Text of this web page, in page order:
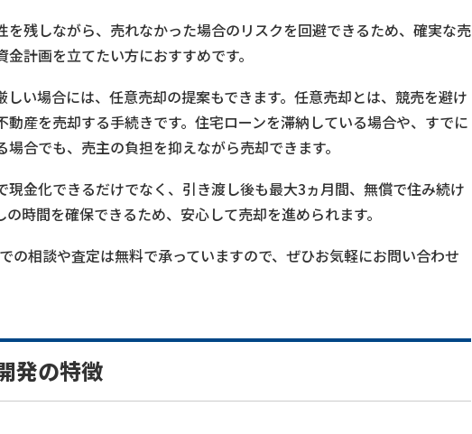
を残しながら、売れなかった場合のリスクを回避できるため、確実な売
計画を立てたい方におすすめです。
しい場合には、任意売却の提案もできます。任意売却とは、競売を避け
動産を売却する手続きです。住宅ローンを滞納している場合や、すでに
合でも、売主の負担を抑えながら売却できます。
現金化できるだけでなく、引き渡し後も最大3ヵ月間、無償で住み続け
時間を確保できるため、安心して売却を進められます。
の相談や査定は無料で承っていますので、ぜひお気軽にお問い合わせ
発の特徴